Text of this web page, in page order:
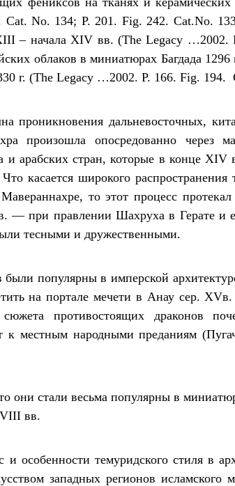
No. 134; P. 201. Fig. 242. Сat.No.
– начала ХIV вв. (The Legacy
облаков в миниатюрах Багдада
г. (The Legacy …2002. P. 166. Fig. 194.
проникновения дальневосточных,
произошла опосредованно через
и арабских стран, которые в конце
касается широкого
то этот процесс
— при правлении Шахруха в Герате и
тесными и дружественными.
были популярны в имперской
на портале мечети в Анау сер.
противостоящих драконов
к местным народными преданиям
то они стали весьма популярны в
вв.
и особенности темуридского стиля в
западных регионов